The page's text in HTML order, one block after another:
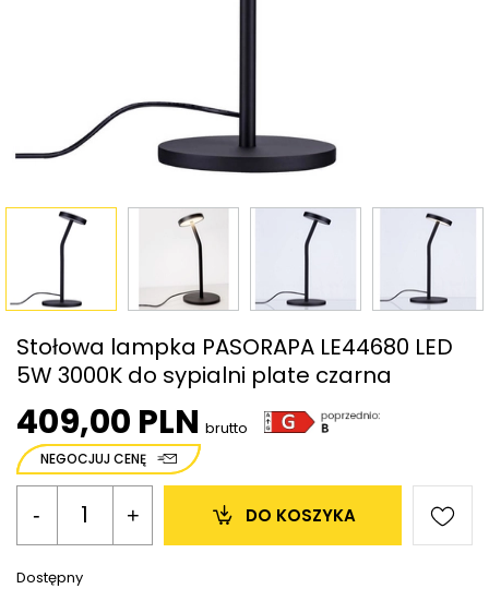
Stołowa lampka PASORAPA LE44680 LED
5W 3000K do sypialni plate czarna
409,00 PLN brutto
NEGOCJUJ CENĘ
- + DO KOSZYKA
Dostępny